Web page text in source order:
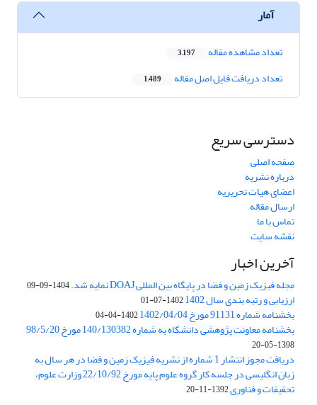
آمار
تعداد مشاهده مقاله 3,197
تعداد دریافت فایل اصل مقاله 1,489
دسترسی سریع
صفحه اصلی
درباره نشریه
اعضای هیات تحریریه
ارسال مقاله
تماس با ما
نقشه سایت
آخرین اخبار
مجله فیزیک زمین و فضا در پایگاه بین المللی DOAJ نمایه شد. 1404-09-09
ارزیابی و رتبه بندی سال 1402 1402-07-01
بخشنامه شماره 91131 مورخ 1402/04/04 1402-04-04
بخشنامه معاونت پژوهشی دانشگاه به شماره 140/130382 مورخ 98/5/20
1398-05-20
دریافت مجوز انتشار 1 شماره از نشریه فیزیک زمین و فضا در هر سال به
زبان انگلیسی در جلسه کار گروه علوم پایه مورخ 22/10/92 وزارت علوم،
تحقیقات و فناوری1392-11-20